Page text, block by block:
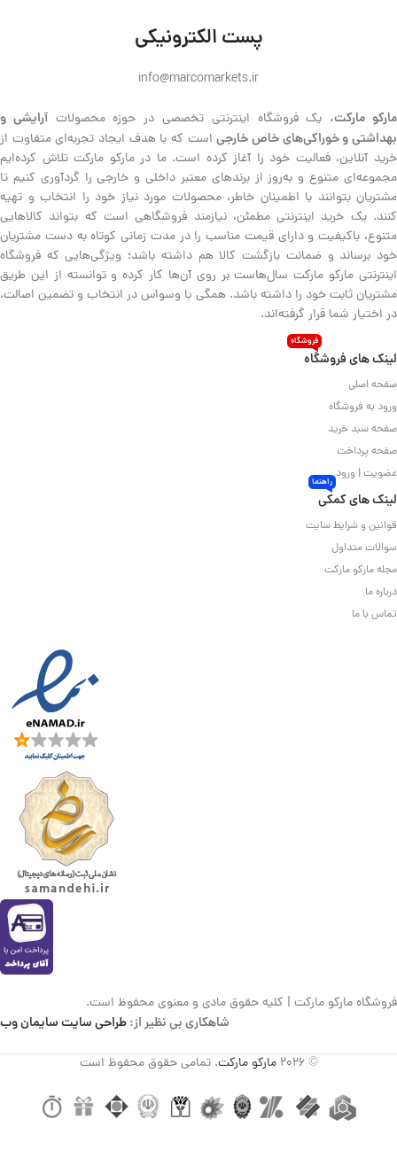
پست الکترونیکی
info@marcomarkets.ir
مارکو مارکت، یک فروشگاه اینترنتی تخصصی در حوزه محصولاتآرایشی و
بهداشتی و خوراکی‌های خاص خارجیاست که با هدف ایجاد تجربه‌ای متفاوت از
خرید آنلاین، فعالیت خود را آغاز کرده است. ما در مارکو مارکت تلاش کرده‌ایم
مجموعه‌ای متنوع و به‌روز از برندهای معتبر داخلی و خارجی را گردآوری کنیم تا
مشتریان بتوانند با اطمینان خاطر، محصولات مورد نیاز خود را انتخاب و تهیه
کنند. یک خرید اینترنتی مطمئن، نیازمند فروشگاهی است که بتواند کالاهایی
متنوع، باکیفیت و دارای قیمت مناسب را در مدت زمانی کوتاه به دست مشتریان
خود برساند و ضمانت بازگشت کالا هم داشته باشد؛ ویژگی‌هایی که فروشگاه
اینترنتی مارکو مارکت سال‌هاست بر روی آن‌ها کار کرده و توانسته از این طریق
مشتریان ثابت خود را داشته باشد. همگی با وسواس در انتخاب و تضمین اصالت،
در اختیار شما قرار گرفته‌اند.
لینک های فروشگاه
فروشگاه
صفحه اصلی
ورود به فروشگاه
صفحه سبد خرید
صفحه پرداخت
عضویت | ورود
لینک های کمکی
راهنما
قوانین و شرایط سایت
سوالات متداول
مجله مارکو مارکت
درباره ما
تماس با ما
فروشگاه مارکو مارکت | کلیه حقوق مادی و معنوی محفوظ است.
شاهکاری بی نظیر از:طراحی سایت سایمان وب
© 2026 مارکو مارکت. تمامی حقوق محفوظ است